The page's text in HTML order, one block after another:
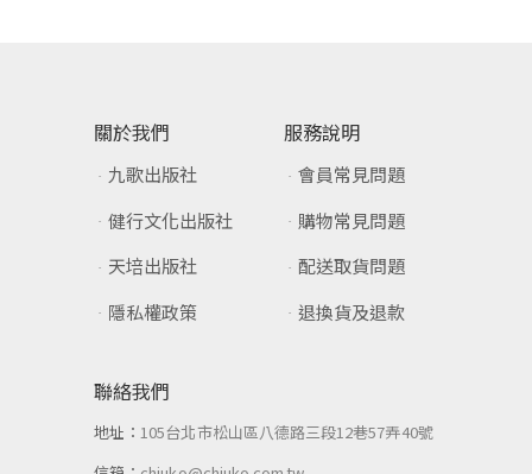
關於我們
九歌出版社
健行文化出版社
天培出版社
隱私權政策
服務說明
會員常見問題
購物常見問題
配送取貨問題
退換貨及退款
聯絡我們
地址：105台北市松山區八德路三段12巷57弄40號